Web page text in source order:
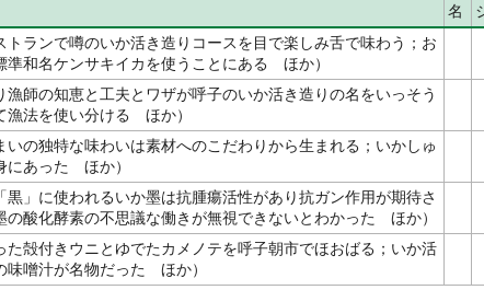
名
ランで噂のいか活き造りコースを目で楽しみ舌で味わう；お
和名ケンサキイカを使うことにある ほか）
師の知恵と工夫とワザが呼子のいか活き造りの名をいっそう
漁法を使い分ける ほか）
の独特な味わいは素材へのこだわりから生まれる；いかしゅ
にあった ほか）
」に使われるいか墨は抗腫瘍活性があり抗ガン作用が期待さ
酸化酵素の不思議な働きが無視できないとわかった ほか）
殻付きウニとゆでたカメノテを呼子朝市でほおばる；いか活
味噌汁が名物だった ほか）